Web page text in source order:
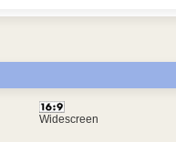
Widescreen